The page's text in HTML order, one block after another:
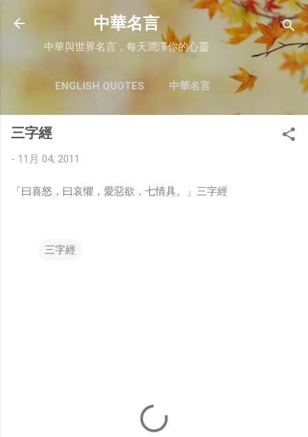
跳至主要內容
中華名言
中華與世界名言，每天潤澤你的心靈
ENGLISH QUOTES 中華名言
三字經
- 11月 04, 2011
「曰喜怒，曰哀懼，愛惡欲，七情具。」三字經
三字經